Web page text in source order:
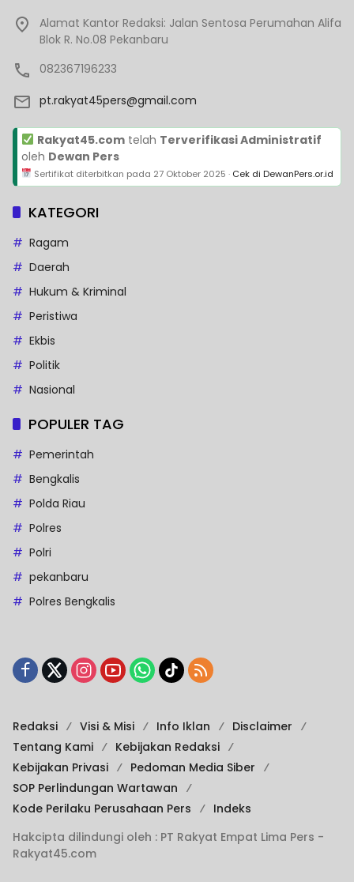
Alamat Kantor Redaksi: Jalan Sentosa Perumahan Alifa
Blok R. No.08 Pekanbaru
082367196233
pt.rakyat45pers@gmail.com
Rakyat45.comtelah Terverifikasi Administratif
oleh Dewan Pers
Sertifikat diterbitkan pada 27 Oktober 2025 · Cek di DewanPers.or.id
KATEGORI
Ragam
Daerah
Hukum & Kriminal
Peristiwa
Ekbis
Politik
Nasional
POPULER TAG
Pemerintah
Bengkalis
Polda Riau
Polres
Polri
pekanbaru
Polres Bengkalis
Redaksi Visi & Misi Info Iklan
Disclaimer
Tentang Kami
Kebijakan Redaksi
Kebijakan Privasi
Pedoman Media Siber
SOP Perlindungan Wartawan
Kode Perilaku Perusahaan Pers
Indeks
Hakcipta dilindungi oleh : PT Rakyat Empat Lima Pers -
Rakyat45.com